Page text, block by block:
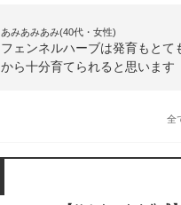
あみあみあみ(40代・女性)
フェンネルハーブは発育もと
から十分育てられると思います
全